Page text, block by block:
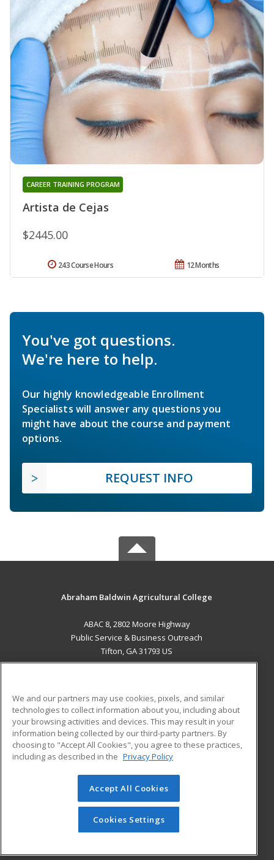
Artista de Cejas
CAREER TRAINING PROGRAM
$2445.00
12 Months
243 Course Hours
You've got questions.
We're here to help.
Our highly knowledgeable Enrollment
Specialists will answer any questions you
might have about the course and payment
options.
REQUEST INFO
Abraham Baldwin Agricultural College
ABAC 8, 2802 Moore Highway
Public Service & Business Outreach
Tifton, GA 31793 US
ADDITIONAL RESOURCES
Military
Financial Assistance
Help
Student Blog
© 2026 ed2go, a division of Cengage Learning. All rights
reserved. The material on this site cannot be reproduced or
redistributed unless you have obtained prior written
permission from Cengage Learning.Privacy Policy
We and our partners may use cookies, pixels, and similar
technologies to collect information about you, including about
your browsing activities and devices. This may result in your
information being collected by our third-party partners. By
choosing to "Accept All Cookies", you agree to these practices,
including as described in the Privacy Policy
Accept All Cookies
Cookies Settings